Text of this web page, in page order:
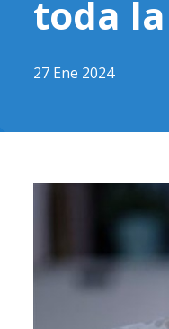
toda
27 Ene 2024